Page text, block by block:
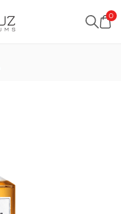
0